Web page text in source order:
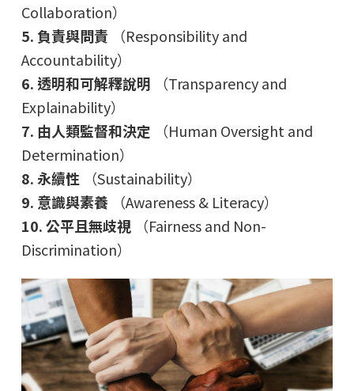
Collaboration）
5. 負責與問責
（Responsibility and
Accountability）
6. 透明和可解釋說明 （Transparency and
Explainability）
7. 由人類監督和決定
（Human Oversight and
Determination）
8. 永續性 （Sustainability）
9. 意識與素養（Awareness & Literacy）
10. 公平且無歧視（Fairness and Non-
Discrimination）